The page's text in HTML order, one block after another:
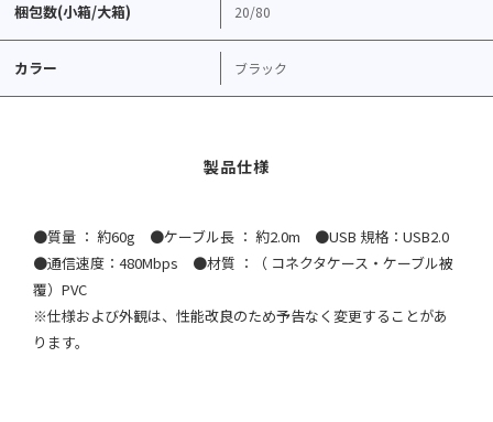
梱包数(小箱/大箱) 20/80
カラー ブラック
●質量 ： 約60g ●ケーブル長 ： 約2.0m ●USB 規格：USB2.0
●通信速度：480Mbps ●材質 ：（ コネクタケース・ケーブル被
覆）PVC
※仕様および外観は、性能改良のため予告なく変更することがあ
ります。